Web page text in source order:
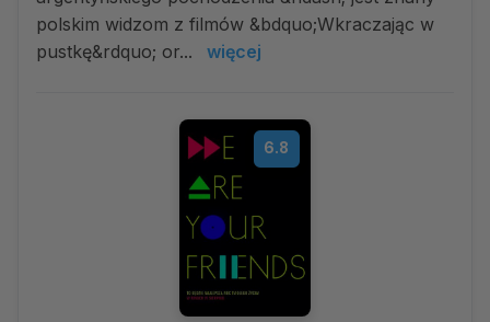
polskim widzom z filmów &bdquo;Wkraczając w
pustkę&rdquo; or...
więcej
6.8